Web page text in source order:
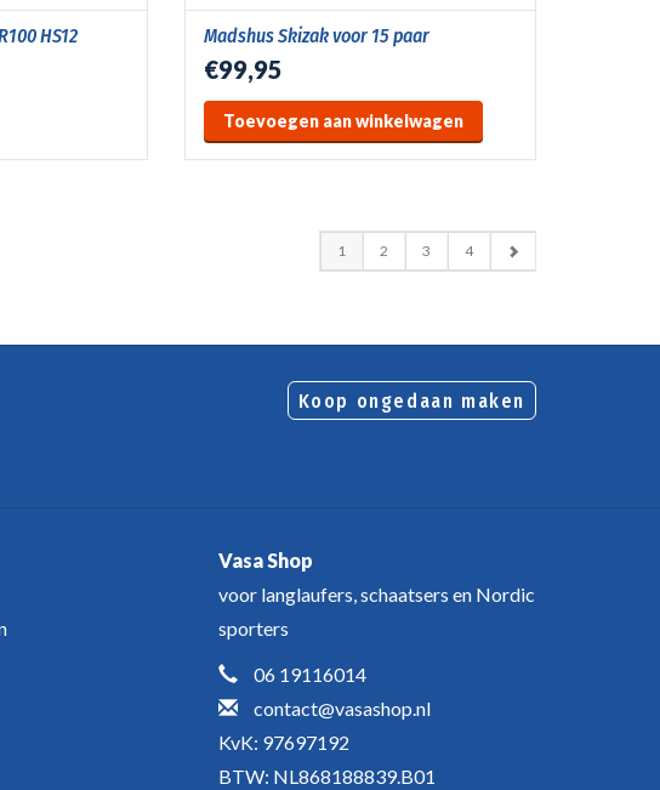
HS12 Madshus Skizak voor 15 paar
€99,95
Toevoegen aan winkelwagen
1 2 3 4
Koop ongedaan maken
Vasa Shop
voor langlaufers, schaatsers en Nordic
sporters
06 19116014
contact@vasashop.nl
KvK: 97697192
BTW: NL868188839.B01